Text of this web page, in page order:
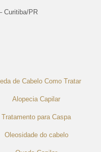
Curitiba/PR
de Cabelo Como Tratar
Alopecia Capilar
Tratamento para Caspa
Oleosidade do cabelo